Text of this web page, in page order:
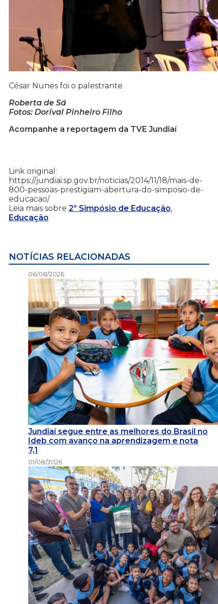
César Nunes foi o palestrante
Roberta de Sá
Fotos: Dorival Pinheiro Filho
Acompanhe a reportagem da TVE Jundiaí
Link original:
https://jundiai.sp.gov.br/noticias/2014/11/18/mais-de-
800-pessoas-prestigiam-abertura-do-simposio-de-
educacao/
Leia mais sobre 2º Simpósio de Educação,
Educação
NOTÍCIAS RELACIONADAS
06/08/2026
Jundiaí segue entre as melhores do Brasil no
Ideb com avanço na aprendizagem e nota
7,1
01/08/2026